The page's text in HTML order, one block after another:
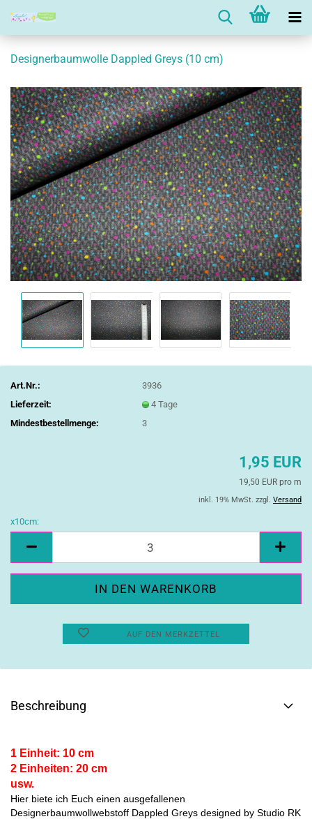
Designerbaumwolle Dappled Greys (10 cm)
Art.Nr.:
3936
Lieferzeit:
4 Tage
Mindestbestellmenge:
3
1,95 EUR
19,50 EUR pro m
inkl. 19% MwSt. zzgl. Versand
x10cm:
AUF DEN MERKZETTEL
Beschreibung
1 Einheit: 10 cm
2 Einheiten: 20 cm
usw.
Hier biete ich Euch einen ausgefallenen
Designerbaumwollwebstoff Dappled Greys designed by Studio RK